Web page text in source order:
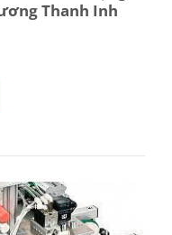
Thanh Inh